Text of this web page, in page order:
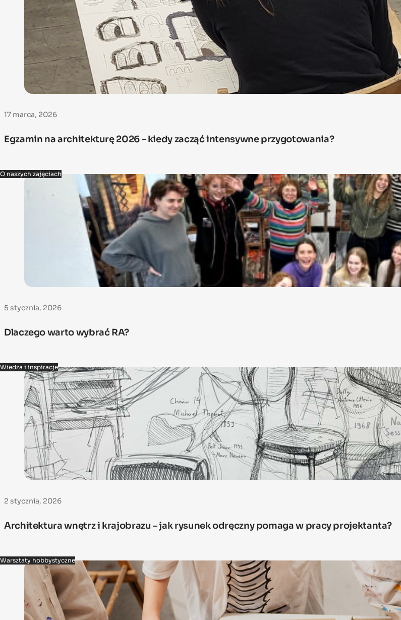
17 marca, 2026
Egzamin na architekturę 2026 – kiedy zacząć intensywne przygotowania?
O naszych zajęciach
5 stycznia, 2026
Dlaczego warto wybrać RA?
Wiedza i inspiracje
2 stycznia, 2026
Architektura wnętrz i krajobrazu – jak rysunek odręczny pomaga w pracy projektanta?
Warsztaty hobbystyczne